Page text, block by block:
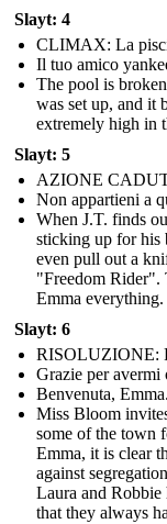
Slayt: 4
CLIMAX: La
Il tuo amico
The pool is
was set up, and it
extremely high in
Slayt: 5
AZIONE
Non appartieni a
When J.T. finds
sticking up for his
even pull out a
"Freedom Rider".
Emma
Slayt: 6
RISOLUZIONE:
Grazie per
Benvenuta, Emma.
Miss Bloom
some of the town
Emma, it is clear
against
Laura and Robbie
that they always